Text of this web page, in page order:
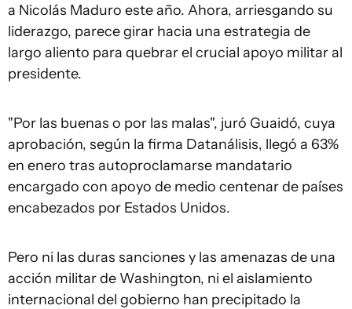
a Nicolás Maduro este año. Ahora, arriesgando su
liderazgo, parece girar hacia una estrategia de
largo aliento para quebrar el crucial apoyo militar al
presidente.
"Por las buenas o por las malas", juró Guaidó, cuya
aprobación, según la firma Datanálisis, llegó a 63%
en enero tras autoproclamarse mandatario
encargado con apoyo de medio centenar de países
encabezados por Estados Unidos.
Pero ni las duras sanciones y las amenazas de una
acción militar de Washington, ni el aislamiento
internacional del gobierno han precipitado la